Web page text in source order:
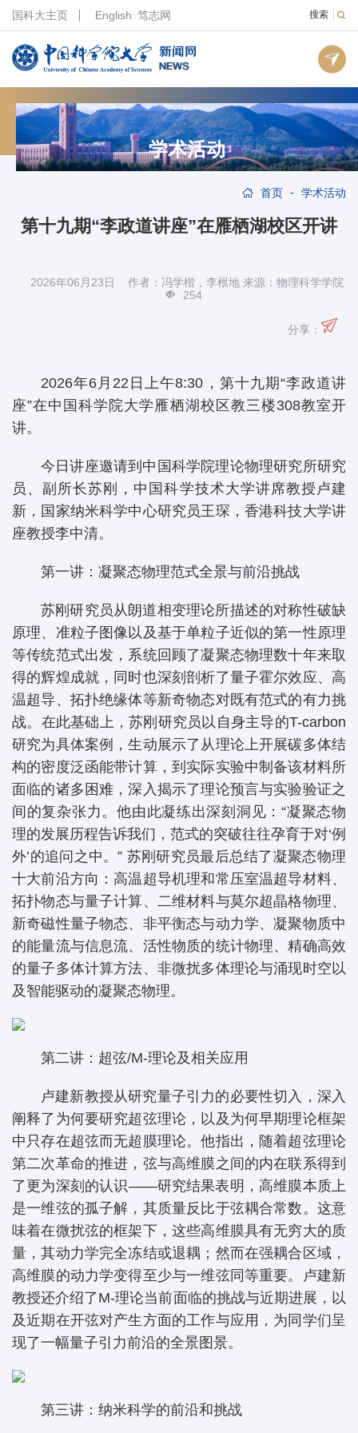
搜索
国科大主页 English 笃志网
学术活动
首页 - 学术活动
第十九期“李政道讲座”在雁栖湖校区开讲
2026年06月23日 作者：冯学楷，李根地 来源：物理科学学院
254
分享：
2026年6月22日上午8:30，第十九期“李政道讲
座”在中国科学院大学雁栖湖校区教三楼308教室开
讲。
今日讲座邀请到中国科学院理论物理研究所研究
员、副所长苏刚，中国科学技术大学讲席教授卢建
新，国家纳米科学中心研究员王琛，香港科技大学讲
座教授李中清。
第一讲：凝聚态物理范式全景与前沿挑战
苏刚研究员从朗道相变理论所描述的对称性破缺
原理、准粒子图像以及基于单粒子近似的第一性原理
等传统范式出发，系统回顾了凝聚态物理数十年来取
得的辉煌成就，同时也深刻剖析了量子霍尔效应、高
温超导、拓扑绝缘体等新奇物态对既有范式的有力挑
战。在此基础上，苏刚研究员以自身主导的T-carbon
研究为具体案例，生动展示了从理论上开展碳多体结
构的密度泛函能带计算，到实际实验中制备该材料所
面临的诸多困难，深入揭示了理论预言与实验验证之
间的复杂张力。他由此凝练出深刻洞见：“凝聚态物
理的发展历程告诉我们，范式的突破往往孕育于对‘例
外’的追问之中。” 苏刚研究员最后总结了凝聚态物理
十大前沿方向：高温超导机理和常压室温超导材料、
拓扑物态与量子计算、二维材料与莫尔超晶格物理、
新奇磁性量子物态、非平衡态与动力学、凝聚物质中
的能量流与信息流、活性物质的统计物理、精确高效
的量子多体计算方法、非微扰多体理论与涌现时空以
及智能驱动的凝聚态物理。
第二讲：超弦/M-理论及相关应用
卢建新教授从研究量子引力的必要性切入，深入
阐释了为何要研究超弦理论，以及为何早期理论框架
中只存在超弦而无超膜理论。他指出，随着超弦理论
第二次革命的推进，弦与高维膜之间的内在联系得到
了更为深刻的认识——研究结果表明，高维膜本质上
是一维弦的孤子解，其质量反比于弦耦合常数。这意
味着在微扰弦的框架下，这些高维膜具有无穷大的质
量，其动力学完全冻结或退耦；然而在强耦合区域，
高维膜的动力学变得至少与一维弦同等重要。卢建新
教授还介绍了M-理论当前面临的挑战与近期进展，以
及近期在开弦对产生方面的工作与应用，为同学们呈
现了一幅量子引力前沿的全景图景。
第三讲：纳米科学的前沿和挑战